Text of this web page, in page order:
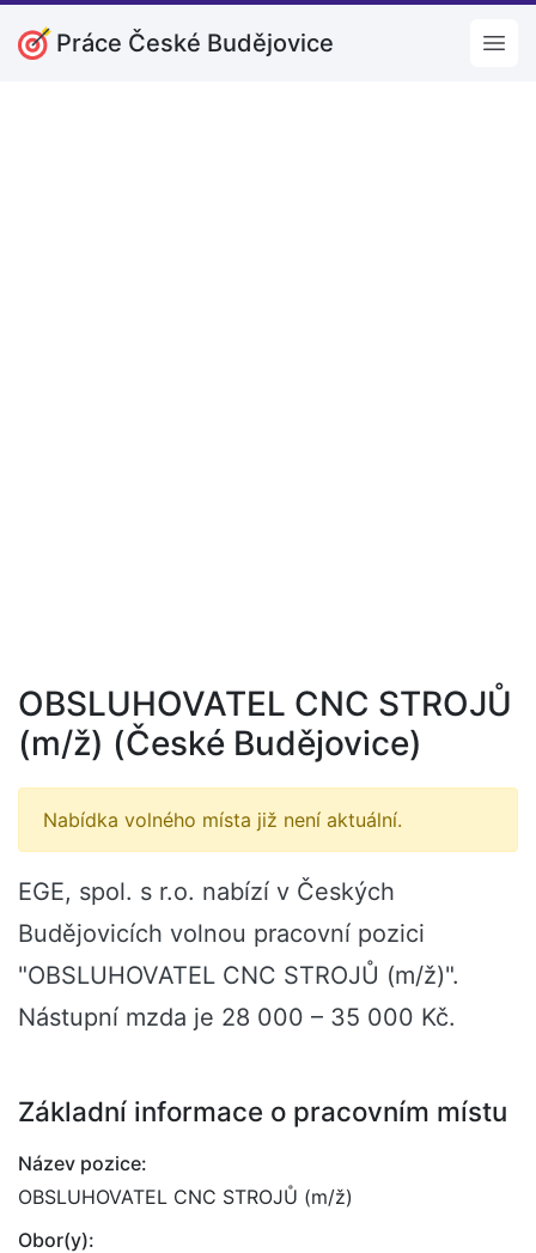
Práce České Budějovice
OBSLUHOVATEL CNC STROJŮ
(m/ž) (České Budějovice)
Nabídka volného místa již není aktuální.
EGE, spol. s r.o. nabízí v Českých
Budějovicích volnou pracovní pozici
"OBSLUHOVATEL CNC STROJŮ (m/ž)".
Nástupní mzda je 28 000 – 35 000 Kč.
Základní informace o pracovním místu
Název pozice:
OBSLUHOVATEL CNC STROJŮ (m/ž)
Obor(y):